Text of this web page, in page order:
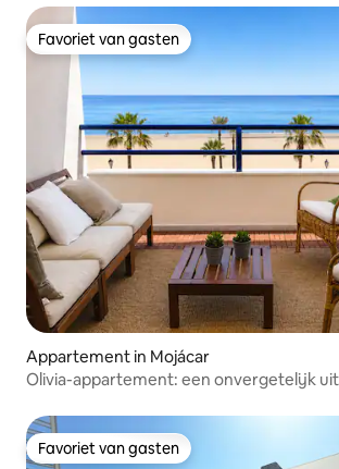
Favoriet van gasten
Favoriet van gasten
Appartement in Mojácar
Olivia-appartement: een onvergetelijk
Favoriet van gasten
Favoriet van gasten